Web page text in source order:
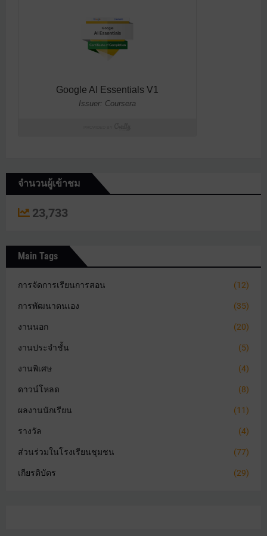
จำนวนผู้เข้าชม
23,733
Main Tags
การจัดการเรียนการสอน (12)
การพัฒนาตนเอง (35)
งานนอก (20)
งานประจำชั้น (5)
งานพิเศษ (4)
ดาวน์โหลด (8)
ผลงานนักเรียน (11)
รางวัล (4)
ส่วนร่วมในโรงเรียนชุมชน (77)
เกียรติบัตร (29)